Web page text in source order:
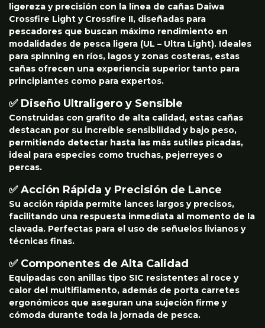
ligereza y precisión con la línea de cañas Daiwa
Crossfire Light y Crossfire II, diseñadas para
pescadores que buscan máximo rendimiento en
modalidades de pesca ligera (UL – Ultra Light). Ideales
para spinning en ríos, lagos y zonas costeras, estas
cañas ofrecen una experiencia superior tanto para
principiantes como para expertos.
✅ Diseño Ultraligero y Sensible
Construidas con grafito de alta calidad, estas cañas
destacan por su increíble sensibilidad y bajo peso,
permitiendo detectar hasta las más sutiles picadas,
ideal para especies como truchas, pejerreyes o
percas.
✅ Acción Rápida y Precisión de Lance
Su acción rápida permite lances largos y precisos,
facilitando una respuesta inmediata al momento de la
clavada. Perfectas para el uso de señuelos livianos y
técnicas finas.
✅ Componentes de Alta Calidad
Equipadas con anillas tipo SIC resistentes al roce y
calor del multifilamento, además de porta carretes
ergonómicos que aseguran una sujeción firme y
cómoda durante toda la jornada de pesca.